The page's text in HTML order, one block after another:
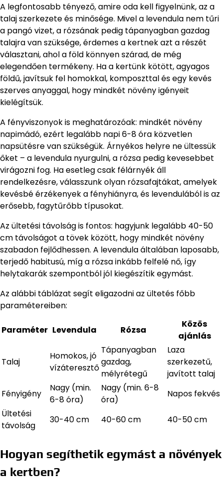
A legfontosabb tényező, amire oda kell figyelnünk, az a
talaj szerkezete és minősége. Mivel a levendula nem tűri
a pangó vizet, a rózsának pedig tápanyagban gazdag
talajra van szüksége, érdemes a kertnek azt a részét
választani, ahol a föld könnyen szárad, de még
elegendően termékeny. Ha a kertünk kötött, agyagos
földű, javítsuk fel homokkal, komposzttal és egy kevés
szerves anyaggal, hogy mindkét növény igényeit
kielégítsük.
A fényviszonyok is meghatározóak: mindkét növény
napimádó, ezért legalább napi 6-8 óra közvetlen
napsütésre van szükségük. Árnyékos helyre ne ültessük
őket – a levendula nyurgulni, a rózsa pedig kevesebbet
virágozni fog. Ha esetleg csak félárnyék áll
rendelkezésre, válasszunk olyan rózsafajtákat, amelyek
kevésbé érzékenyek a fényhiányra, és levendulából is az
erősebb, fagytűrőbb típusokat.
Az ültetési távolság is fontos: hagyjunk legalább 40-50
cm távolságot a tövek között, hogy mindkét növény
szabadon fejlődhessen. A levendula általában laposabb,
terjedő habitusú, míg a rózsa inkább felfelé nő, így
helytakarák szempontból jól kiegészítik egymást.
Az alábbi táblázat segít eligazodni az ültetés főbb
paramétereiben:
Paraméter Levendula Rózsa
Közös
ajánlás
Talaj
Homokos, jó
vízáteresztő
Tápanyagban
gazdag,
mélyrétegű
Laza
szerkezetű,
javított talaj
Fényigény
Nagy (min.
6-8 óra)
Nagy (min. 6-8
óra)
Napos fekvés
Ültetési
távolság
30-40 cm 40-60 cm 40-50 cm
Hogyan segíthetik egymást a növények
a kertben?